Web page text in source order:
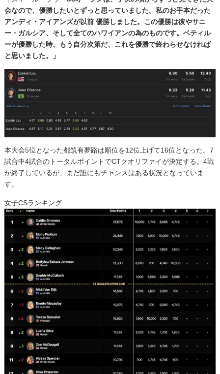
会なので、優勝したいとずっと思っていました。私のお手本だった
アンディ・アイアンズが以前 優勝しました。この優勝は彼やサニ
ー・ガルシア、そして全てのハワイアンの為のものです。ベティル
ーが優勝した時、もう自分次第だ、これを優勝で終わらせなければ
と思いました。」
本大会5位となった都筑有夢路は順位を12位上げて16位となった。7
試合中4試合のトータルポイントでCTクオリファイが決定する。4戦
が終了しているが、まだ誰にもチャンスはある状況となっていま
す。
女子CSランキング